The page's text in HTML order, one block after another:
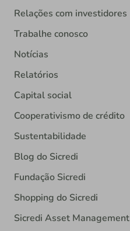
Relações com investidores
Trabalhe conosco
Notícias
Relatórios
Capital social
Cooperativismo de crédito
Sustentabilidade
Blog do Sicredi
Fundação Sicredi
Shopping do Sicredi
Sicredi Asset Management